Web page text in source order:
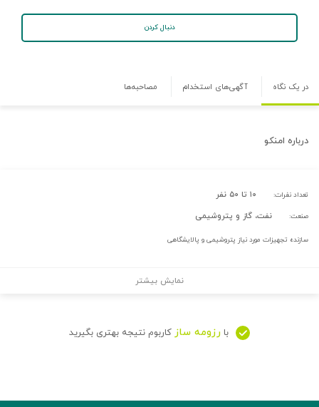
دنبال کردن
در یک نگاه آگهی‌های استخدام مصاحبه‌ها
درباره امنکو
تعداد نفرات: ۱۰ تا ۵۰ نفر
صنعت: نفت، گاز و پتروشیمی
سازنده تجهیزات مورد نیاز پتروشیمی و پالایشگاهی
نمایش بیشتر
با رزومه ساز کاربوم نتیجه بهتری بگیرید